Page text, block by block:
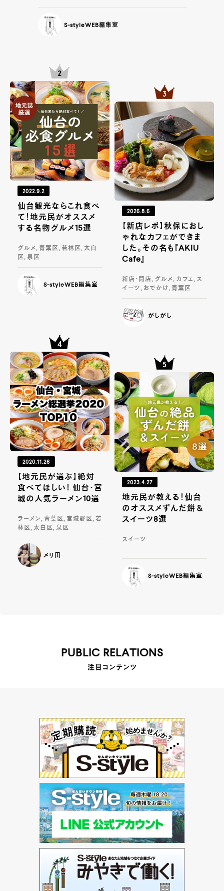
S-styleWEB編集室
2022.9.2
仙台観光ならこれ食べ
て！地元民がオススメ
する名物グルメ15選
グルメ, 青葉区, 若林区, 太白
区, 泉区
S-styleWEB編集室
2026.8.6
【新店レポ】秋保におし
ゃれなカフェができま
した。その名も『AKIU
Cafe』
新店・開店, グルメ, カフェ, ス
イーツ, おでかけ, 青葉区
がしがし
2020.11.26
【地元民が選ぶ】絶対
食べてほしい！ 仙台・宮
城の人気ラーメン10選
ラーメン, 青葉区, 宮城野区, 若
林区, 太白区, 泉区
メリ田
2023.4.27
地元民が教える！仙台
のオススメずんだ餅＆
スイーツ8選
スイーツ
S-styleWEB編集室
PUBLIC RELATIONS
注目コンテンツ